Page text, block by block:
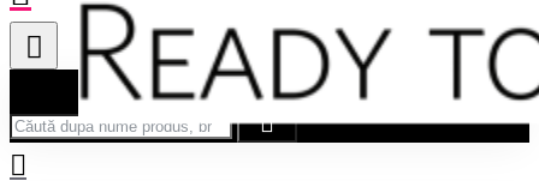
Căută după nume produs, brand...